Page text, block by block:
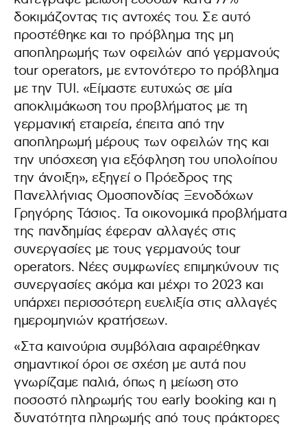
δοκιμάζοντας τις αντοχές του. Σε αυτό
προστέθηκε και το πρόβλημα της μη
αποπληρωμής των οφειλών από γερμανούς
tour operators, με εντονότερο το πρόβλημα
με την TUI. «Είμαστε ευτυχώς σε μία
αποκλιμάκωση του προβλήματος με τη
γερμανική εταιρεία, έπειτα από την
αποπληρωμή μέρους των οφειλών της και
την υπόσχεση για εξόφληση του υπολοίπου
την άνοιξη», εξηγεί ο Πρόεδρος της
Πανελλήνιας Ομοσπονδίας Ξενοδόχων
Γρηγόρης Τάσιος. Τα οικονομικά προβλήματα
της πανδημίας έφεραν αλλαγές στις
συνεργασίες με τους γερμανούς tour
operators. Νέες συμφωνίες επιμηκύνουν τις
συνεργασίες ακόμα και μέχρι το 2023 και
υπάρχει περισσότερη ευελιξία στις αλλαγές
ημερομηνιών κρατήσεων.
«Στα καινούρια συμβόλαια αφαιρέθηκαν
σημαντικοί όροι σε σχέση με αυτά που
γνωρίζαμε παλιά, όπως η μείωση στο
ποσοστό πληρωμής του early booking και η
δυνατότητα πληρωμής από τους πράκτορες